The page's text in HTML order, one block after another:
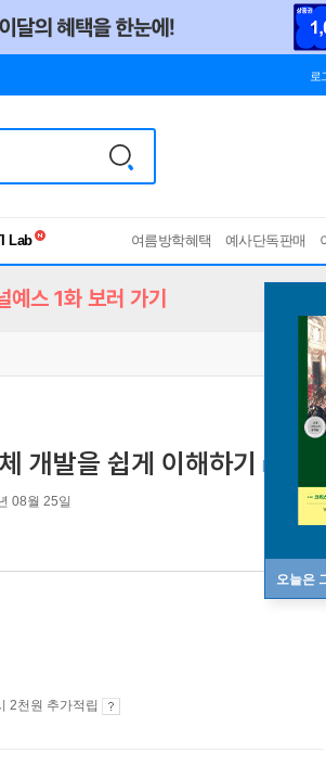
로
형검사
여름방학혜택 예사단독판매
오늘은
예스 1화 보러 가기
개발을 쉽게 이해하기
08월 25일
2천원 추가적립